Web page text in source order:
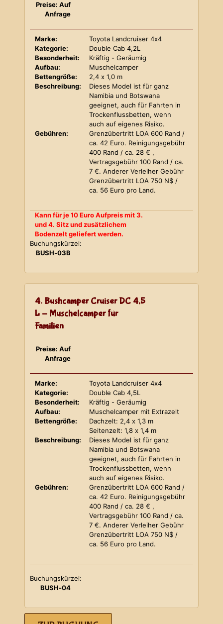
Preise: Auf
Anfrage
Marke:
Toyota Landcruiser 4x4
Kategorie:
Double Cab 4,2L
Besonderheit:
Kräftig - Geräumig
Aufbau:
Muschelcamper
Bettengröße:
2,4 x 1,0 m
Beschreibung:
Dieses Model ist für ganz
Namibia und Botswana
geeignet, auch für Fahrten in
Trockenflussbetten, wenn
auch auf eigenes Risiko.
Gebühren:
Grenzübertritt LOA 600 Rand /
ca. 42 Euro. Reinigungsgebühr
400 Rand / ca. 28 € ,
Vertragsgebühr 100 Rand / ca.
7 €. Anderer Verleiher Gebühr
Grenzübertritt LOA 750 N$ /
ca. 56 Euro pro Land.
Kann für je 10 Euro Aufpreis mit 3.
und 4. Sitz und zusätzlichem
Bodenzelt geliefert werden.
Buchungskürzel:
BUSH-03B
4. Bushcamper Cruiser DC 4,5
L - Muschelcamper für
Familien
Preise: Auf
Anfrage
Marke:
Toyota Landcruiser 4x4
Kategorie:
Double Cab 4,5L
Besonderheit:
Kräftig - Geräumig
Aufbau:
Muschelcamper mit Extrazelt
Bettengröße:
Dachzelt: 2,4 x 1,3 m
Seitenzelt: 1,8 x 1,4 m
Beschreibung:
Dieses Model ist für ganz
Namibia und Botswana
geeignet, auch für Fahrten in
Trockenflussbetten, wenn
auch auf eigenes Risiko.
Gebühren:
Grenzübertritt LOA 600 Rand /
ca. 42 Euro. Reinigungsgebühr
400 Rand / ca. 28 € ,
Vertragsgebühr 100 Rand / ca.
7 €. Anderer Verleiher Gebühr
Grenzübertritt LOA 750 N$ /
ca. 56 Euro pro Land.
Buchungskürzel:
BUSH-04